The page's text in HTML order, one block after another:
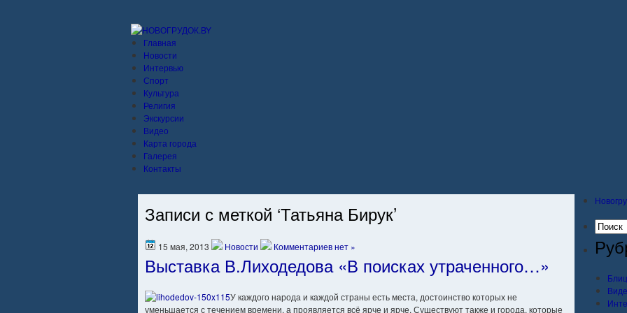
Главная
Новости
Интервью
Спорт
Культура
Религия
Экскурсии
Видео
Карта города
Галерея
Контакты
Записи с меткой ‘Татьяна Бирук’
15 мая, 2013 Новости Комментариев нет »
Выставка В.Лиходедова «В поисках утраченного…»
У каждого народа и каждой страны есть места, достоинство которых не
уменьшается с течением времени, а проявляется всё ярче и ярче. Существуют также и города, которые